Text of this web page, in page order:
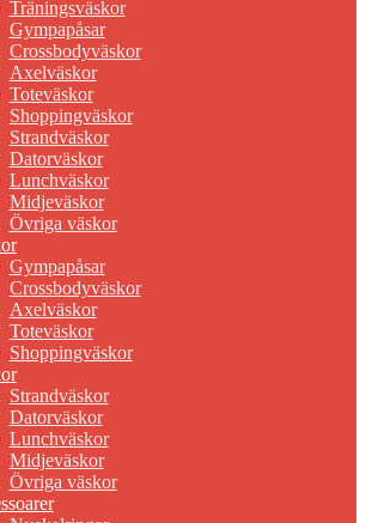
Träningsväskor
Gympapåsar
Crossbodyväskor
Axelväskor
Toteväskor
Shoppingväskor
Strandväskor
Datorväskor
Lunchväskor
Midjeväskor
Övriga väskor
Gympapåsar
Crossbodyväskor
Axelväskor
Toteväskor
Shoppingväskor
Strandväskor
Datorväskor
Lunchväskor
Midjeväskor
Övriga väskor